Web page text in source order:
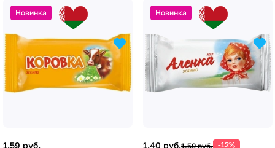
Новинка
1.59 руб.
Новинка
1.40 руб.1.59 руб. -12%